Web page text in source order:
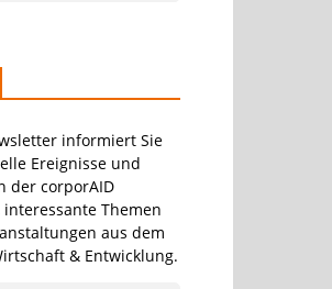
informiert Sie
Ereignisse und
der corporAID
interessante Themen
aus dem
& Entwicklung.